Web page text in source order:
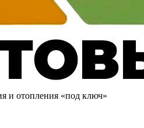
и отопления «под ключ»